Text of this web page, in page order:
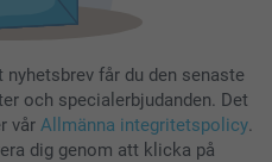
får du den senaste
och specialerbjudanden. Det
vår Allmänna integritetspolicy.
dig genom att klicka på